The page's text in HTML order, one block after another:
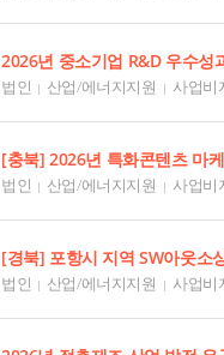
2026년 중소기업 R&D 우수성
법인 산업/에너지지원 사업비
[충북] 2026년 특화콘텐츠 마
법인 산업/에너지지원 사업비
[경북] 포항시 지역 SW아웃소
법인 산업/에너지지원 사업비